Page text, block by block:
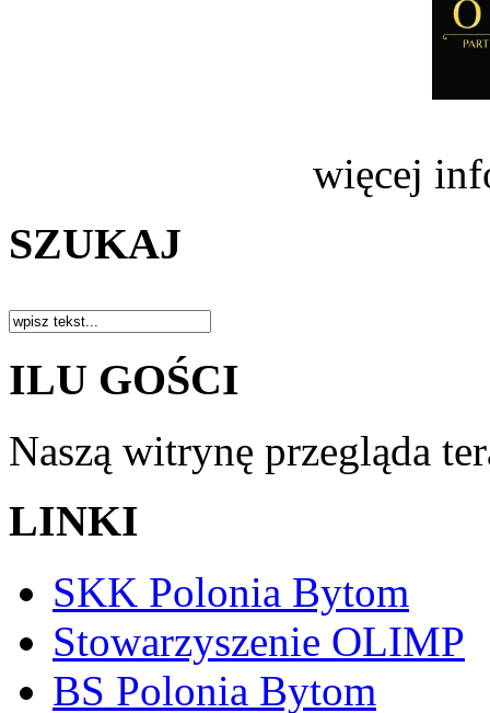
więcej
SZUKAJ
ILU GOŚCI
Naszą witrynę przegląda
LINKI
SKK Polonia Bytom
Stowarzyszenie OLIMP
BS Polonia Bytom